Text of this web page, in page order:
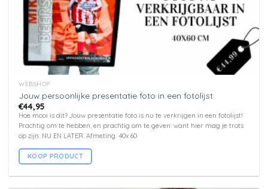
WEBSHOP
Jouw persoonlijke presentatie foto in een fotolijst
€44,95
Hoe mooi is dit? Jouw presentatie foto is nu te verkrijgen in een fotolijst!
Prachtig om te hebben, en prachtig om te geven: want hier mag je trots
op zijn: NU EN LATER. Afmeting: 40x 60
KOOP PRODUCT